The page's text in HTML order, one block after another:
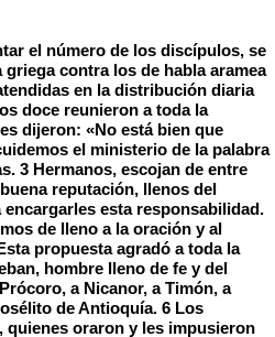
el número de los discípulos, se
contra los de habla aramea
en la distribución diaria
doce reunieron a toda la
dijeron: «No está bien que
el ministerio de la palabra
3 Hermanos, escojan de entre
reputación, llenos del
esta responsabilidad.
de lleno a la oración y al
propuesta agradó a toda la
hombre lleno de fe y del
a Nicanor, a Timón, a
de Antioquía. 6 Los
quienes oraron y les impusieron